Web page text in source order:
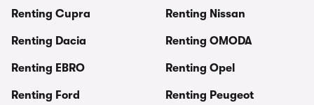
Renting Cupra
Renting Dacia
Renting EBRO
Renting Ford
Renting Nissan
Renting OMODA
Renting Opel
Renting Peugeot